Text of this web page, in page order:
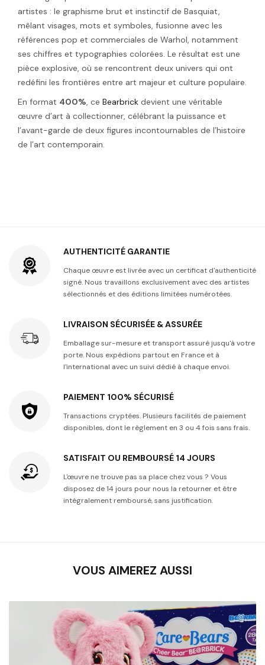
artistes : le graphisme brut et instinctif de Basquiat,
mêlant visages, mots et symboles, fusionne avec les
références pop et commerciales de Warhol, notamment
ses chiffres et typographies colorées. Le résultat est une
pièce explosive, où se rencontrent deux univers qui ont
redéfini les frontières entre art majeur et culture populaire.
En format 400%, ce Bearbrick devient une véritable
œuvre d’art à collectionner, célébrant la puissance et
l’avant-garde de deux figures incontournables de l’histoire
de l’art contemporain.
AUTHENTICITÉ GARANTIE
Chaque œuvre est livrée avec un certificat d'authenticité
signé. Nous travaillons exclusivement avec des artistes
sélectionnés et des éditions limitées numérotées.
LIVRAISON SÉCURISÉE & ASSURÉE
Emballage sur-mesure et transport assuré jusqu'à votre
porte. Nous expédions partout en France et à
l'international avec un suivi dédié à chaque envoi.
PAIEMENT 100% SÉCURISÉ
Transactions cryptées. Plusieurs facilités de paiement
disponibles, dont le règlement en 3 ou 4 fois sans frais.
SATISFAIT OU REMBOURSÉ 14 JOURS
L'œuvre ne trouve pas sa place chez vous ? Vous
disposez de 14 jours pour nous la retourner et être
intégralement remboursé, sans justification.
VOUS AIMEREZ AUSSI